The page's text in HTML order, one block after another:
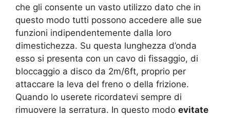
che gli consente un vasto utilizzo dato che in
questo modo tutti possono accedere alle sue
funzioni indipendentemente dalla loro
dimestichezza. Su questa lunghezza d’onda
esso si presenta con un cavo di fissaggio, di
bloccaggio a disco da 2m/6ft, proprio per
attaccare la leva del freno o della frizione.
Quando lo userete ricordatevi sempre di
rimuovere la serratura. In questo modo evitate